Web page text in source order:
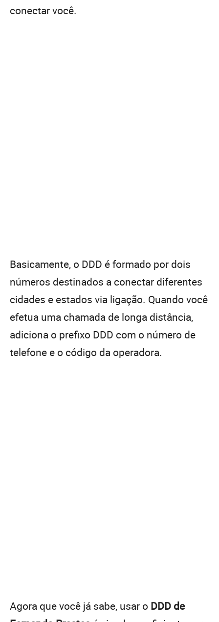
conectar você.
Basicamente, o DDD é formado por dois
números destinados a conectar diferentes
cidades e estados via ligação. Quando você
efetua uma chamada de longa distância,
adiciona o prefixo DDD com o número de
telefone e o código da operadora.
Agora que você já sabe, usar o DDD de